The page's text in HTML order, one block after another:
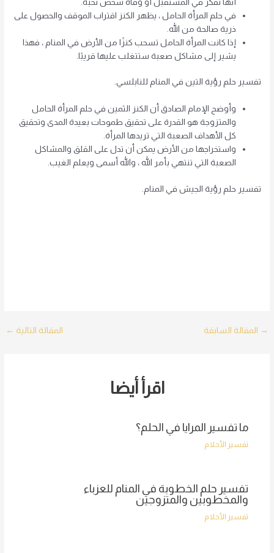
أنها تفكر في المستقبل أو وفاة شخص تحبه.
في حلم المرأة الحامل ، يظهر الكنز اقتراب الموقف والحصول على
ذرية صالحة من الله.
إذا كانت المرأة الحامل تسحب كنزًا من الأرض في المنام ، فهذا
يشير إلى مشاكل صعبة ستتغلب عليها قريبًا.
تفسير حلم رؤية التين في المنام للنابلسي.
وأوضح الإمام الصادق أن الكنز الثمين في حلم المرأة الحامل
والمتزوجة هو القدرة على تحقيق طموحات بعيدة المدى وتحقيق
كل الأهداف الصعبة التي تريدها المرأة.
واستخراجها من الأرض يمكن أن تدل على القلق والمشاكل
الصعبة التي تنتهي بأمر الله ، والله أسمى ويعلم الغيب.
تفسير حلم رؤية الجيش في المنام.
Post
→ المقالة السابقة المقالة التالية ←
اقرأ أيضا
ما تفسير المرايا في الحلم؟
تفسير الأحلام
تفسير حلم الخطوبة في المنام للعزباء
والمخطوبين والمتزوجين
تفسير الأحلام